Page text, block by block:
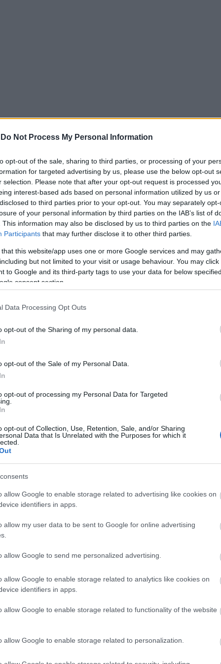
Do Not Process My Personal Information
opt-out of the sale, sharing to third parties, or processing of your
for targeted advertising by us, please use the below opt-out
selection. Please note that after your opt-out request is processed
interest-based ads based on personal information utilized by us
to third parties prior to your opt-out. You may separately
of your personal information by third parties on the IAB’s list of
This information may also be disclosed by us to third parties on the
Participants that may further disclose it to other third parties.
that this website/app uses one or more Google services and may
but not limited to your visit or usage behaviour. You may
to Google and its third-party tags to use your data for below
consent section.
Data Processing Opt Outs
opt-out of the Sharing of my personal data.
opt-out of the Sale of my Personal Data.
opt-out of processing my Personal Data for Targeted
opt-out of Collection, Use, Retention, Sale, and/or Sharing
Data that Is Unrelated with the Purposes for which it
allow Google to enable storage related to advertising like cookies on
identifiers in apps.
allow my user data to be sent to Google for online advertising
allow Google to send me personalized advertising.
allow Google to enable storage related to analytics like cookies on
identifiers in apps.
allow Google to enable storage related to functionality of the website
allow Google to enable storage related to personalization.
ήταν αδύνατον να γίνουν προπονήσεις, αφού υπήρχε
και προπονητών.
και οτιδήποτε άλλο θα μπορούσε να
εκεί δηλαδή που συγκεντρώθηκε το περισσότερο νερό,
«φούσκωσε» και οι υπάλληλοι σε μια προσπάθεια να
τάπητα.
το πρωτάθλημα Κορασίδων της ΕΣΠΕΠ, οι προπονήσεις
είχαν προγραμματιστεί για χθες με τον
στο Facebook το εξής μήνυμα: «Σας ενημερώνουμε ότι
είναι ακατάλληλο για τις προπονήσεις του
κατασκευάστηκε το 1979, αλλά από τότε μέχρι
45 χρόνια η στέγη είναι η ίδια και απλώς κατά
στην προεδρεία του ΠΕΑΚ το 2018 είχε γίνει
με ρητίνη και το πρόβλημα είχε αποκατασταθεί. Ακόμη
είχαν γίνει εργασίες μόνωσης το 2020 και κάθε χρόνο
όλα αυτά είναι ημίμετρα και επιβάλλεται να δοθεί
χρησιμοποιείται για αγώνες και προπονήσεις από
Γυναικών, ακαδημίες), Αθλος (Β’ Εθνική βόλεϊ
βόλεϊ Γυναικών, ακαδημίες), Ακαδημία των Σπορ (Α2
(πυγμαχία). Ακόμη χρησιμοποιείται από τα